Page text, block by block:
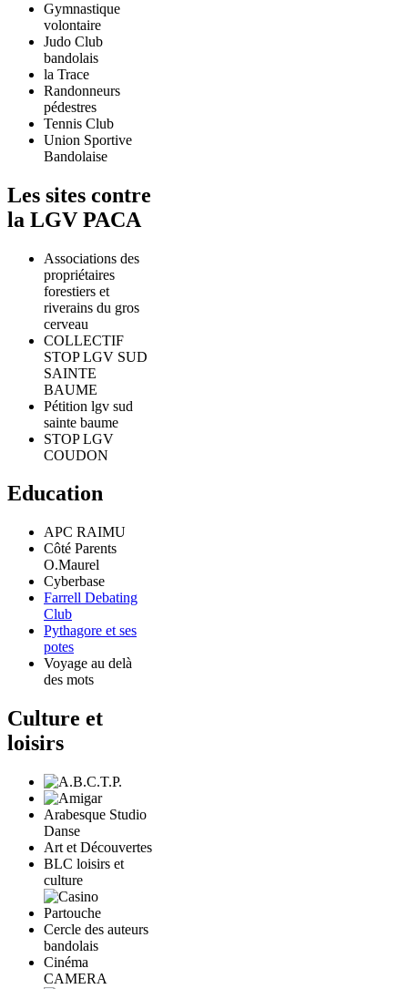
Gymnastique
volontaire
Judo Club
bandolais
la Trace
Randonneurs
pédestres
Tennis Club
Union Sportive
Bandolaise
Les sites contre
la LGV PACA
Associations des
propriétaires
forestiers et
riverains du gros
cerveau
COLLECTIF
STOP LGV SUD
SAINTE
BAUME
Pétition lgv sud
sainte baume
STOP LGV
COUDON
Education
APC RAIMU
Côté Parents
O.Maurel
Cyberbase
Farrell Debating
Club
Pythagore et ses
potes
Voyage au delà
des mots
Culture et
loisirs
Arabesque Studio
Danse
Art et Découvertes
BLC loisirs et
culture
Cercle des auteurs
bandolais
Cinéma
CAMERA